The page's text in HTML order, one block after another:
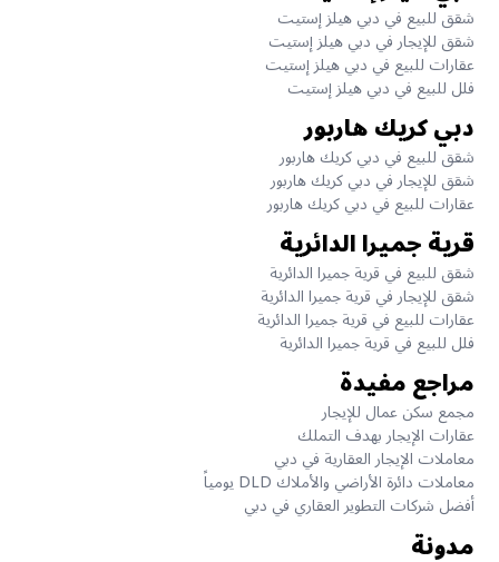
شقق للبيع في دبي هيلز إستيت
شقق للإيجار في دبي هيلز إستيت
عقارات للبيع في دبي هيلز إستيت
فلل للبيع في دبي هيلز إستيت
دبي كريك هاربور
شقق للبيع في دبي كريك هاربور
شقق للإيجار في دبي كريك هاربور
عقارات للبيع في دبي كريك هاربور
قرية جميرا الدائرية
شقق للبيع في قرية جميرا الدائرية
شقق للإيجار في قرية جميرا الدائرية
عقارات للبيع في قرية جميرا الدائرية
فلل للبيع في قرية جميرا الدائرية
مراجع مفيدة
مجمع سكن عمال للإيجار
عقارات الإيجار بهدف التملك
معاملات الإيجار العقارية في دبي
معاملات دائرة الأراضي والأملاك DLD يومياً
أفضل شركات التطوير العقاري في دبي
مدونة